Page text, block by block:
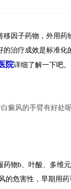
因子药物，外用药
治疗成效是标准
院详细了解一下吧
物b、叶酸、多维
的危害性，早期用